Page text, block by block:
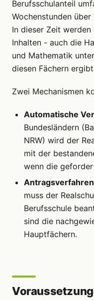
Berufsschulanteil
Wochenstunden
In dieser Zeit
Inhalten - auch die
und Mathematik
diesen Fächern
Zwei Mechanismen
Automatische
Bundesländern
NRW) wird der
mit der
wenn die
muss der
Berufsschule
sind die
Hauptfächern.